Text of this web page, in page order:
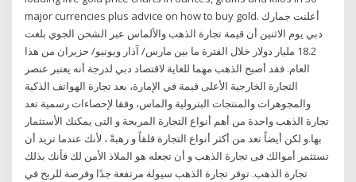
major currencies plus advice on how to buy gold. أعلنت جمارك
دبي يوم الاثنين أن قيمة تجارة الذهب والألماس عبر الشحن الجوي بلغت
18.2 مليار دولار خلال الفترة ما بين مارس/ آذار ويونيو/ حزيران من هذا
العام. فقد أصبح الذهب مهما للغاية لاقتصاد دبي لدرجة أنه يعتبر عنصر
التجارة الخارجية الأعلى قيمة في الإمارة، بعد تجارة الهواتف الذكية
والمجوهرات والمنتجات البترولية والماس، وفقا لإحصاءات رسمية تعد
تجارة الذهب واحدة من أهم أنواع التجارة المربحة و التى يمكنك الأستثمار
بها.و لكن أيضاً تعد من أكثر أنواع التجارة قلقاً و رهبةً ، لأنك عندما تريد أن
تستثمر أموالك فى تجارة الذهب و أن تجعله هو الملاذ الأمن لك فأنك بذلك
تجارة الذهب. توفر تجارة الذهب سيولة مرتفعة جدًا وفرصة للربح في